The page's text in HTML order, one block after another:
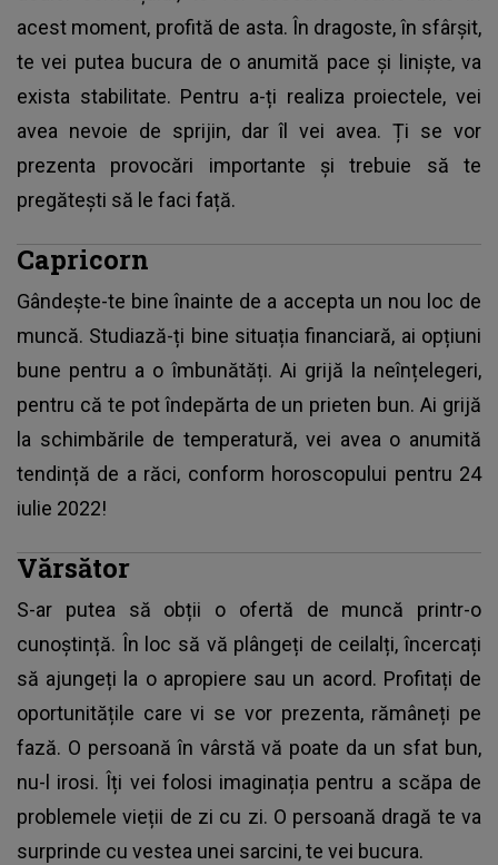
acest moment, profită de asta. În dragoste, în sfârșit,
te vei putea bucura de o anumită pace și liniște, va
exista stabilitate. Pentru a-ți realiza proiectele, vei
avea nevoie de sprijin, dar îl vei avea. Ți se vor
prezenta provocări importante și trebuie să te
pregătești să le faci față.
Capricorn
Gândește-te bine înainte de a accepta un nou loc de
muncă. Studiază-ți bine situația financiară, ai opțiuni
bune pentru a o îmbunătăți. Ai grijă la neînțelegeri,
pentru că te pot îndepărta de un prieten bun. Ai grijă
la schimbările de temperatură, vei avea o anumită
tendință de a răci, conform horoscopului pentru 24
iulie 2022!
Vărsător
S-ar putea să obții o ofertă de muncă printr-o
cunoștință. În loc să vă plângeți de ceilalți, încercați
să ajungeți la o apropiere sau un acord. Profitați de
oportunitățile care vi se vor prezenta, rămâneți pe
fază. O persoană în vârstă vă poate da un sfat bun,
nu-l irosi. Îți vei folosi imaginația pentru a scăpa de
problemele vieții de zi cu zi. O persoană dragă te va
surprinde cu vestea unei sarcini, te vei bucura.